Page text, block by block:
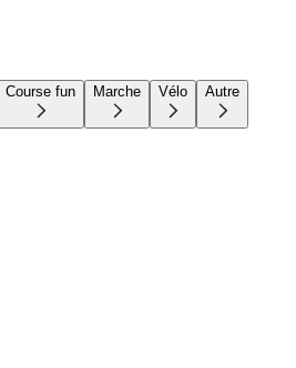
Course fun Marche Vélo Autre